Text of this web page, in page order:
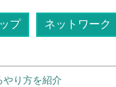
プ ネットワーク
やり方を紹介